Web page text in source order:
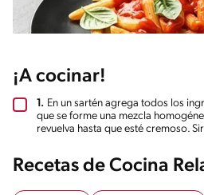
¡A cocinar!
1. En un sartén agrega todos los
que se forme una mezcla
revuelva hasta que esté cremoso.
Recetas de Cocina